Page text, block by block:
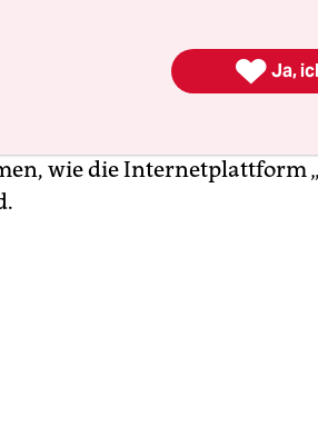
November 2015 in
wie die Internetplattform
 Ja,